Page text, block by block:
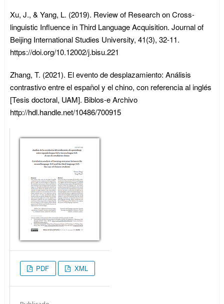
Xu, J., & Yang, L. (2019). Review of Research on Cross-
linguistic Influence in Third Language Acquisition. Journal of
Beijing International Studies University, 41(3), 32-11.
https://doi.org/10.12002/j.bisu.221
Zhang, T. (2021). El evento de desplazamiento: Análisis
contrastivo entre el español y el chino, con referencia al inglés
[Tesis doctoral, UAM]. Biblos-e Archivo
http://hdl.handle.net/10486/700915
PDF XML